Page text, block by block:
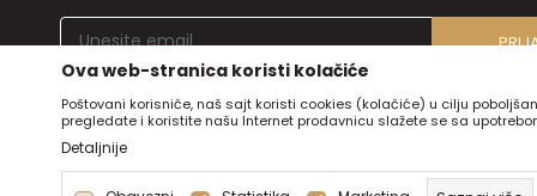
Ova web-stranica koristi kolačiće
Poštovani korisniče, naš sajt koristi cookies (kolačiće) u cilju
pregledate i koristite našu Internet prodavnicu slažete se sa
Detaljnije